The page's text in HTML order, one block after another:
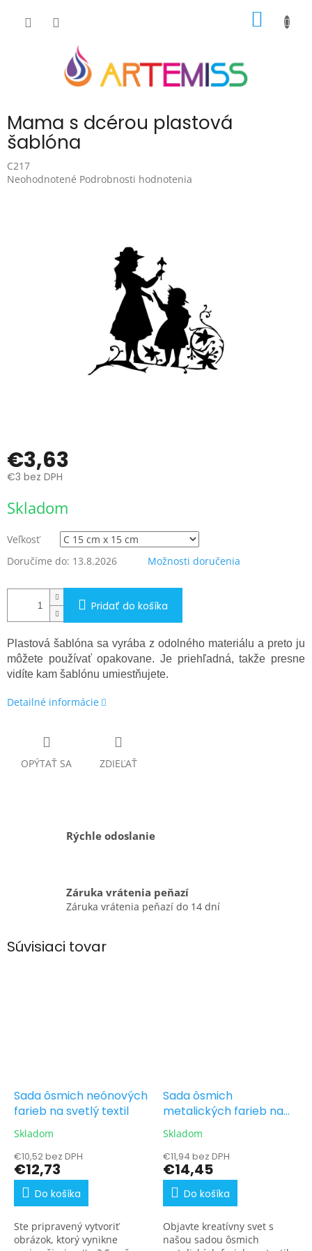
Mama s dcérou plastová
šablóna
C217
Priemerné
Neohodnotené Podrobnosti hodnotenia
€3,63
€3 bez DPH
cena:
Skladom
Veľkosť
Doručíme do: 13.8.2026 Možnosti doručenia
Pridať do košíka
Plastová šablóna sa vyrába z odolného materiálu a preto ju
môžete používať opakovane. Je priehľadná, takže presne
vidíte kam šablónu umiestňujete.
Detailné informácie
OPÝTAŤ SA ZDIEĽAŤ
Rýchle odoslanie
Záruka vrátenia peňazí
Záruka vrátenia peňazí do 14 dní
Súvisiaci tovar
Sada ôsmich neónových
farieb na svetlý textil
Skladom
€10,52 bez DPH
€12,73
Do košíka
Ste pripravený vytvoriť
obrázok, ktorý vynikne
Sada ôsmich
metalických farieb na
textil
Skladom
€11,94 bez DPH
€14,45
Do košíka
Objavte kreatívny svet s
našou sadou ôsmich